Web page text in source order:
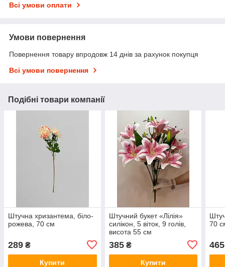
Всі умови оплати
Умови повернення
Повернення товару впродовж 14 днів за рахунок покупця
Всі умови повернення
Подібні товари компанії
Штучна хризантема, біло-
рожева, 70 см
289 ₴
Купити
Штучний букет «Лілія»
силікон, 5 віток, 9 голів,
висота 55 см
385₴
Купити
70
465